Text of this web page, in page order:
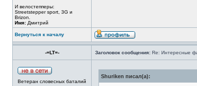
И велостепперы:
Streetstepper sport, 3G и
Brizon.
Имя: Дмитрий
Вернуться к началу
-=LT=- Заголовок сообщения: Re: Интересные
Ветеран словесных баталий
Shuriken писал(а):